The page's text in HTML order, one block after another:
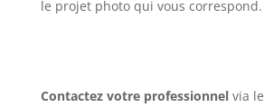
le projet photo qui vous correspond.
Contactez votre professionnelvia le